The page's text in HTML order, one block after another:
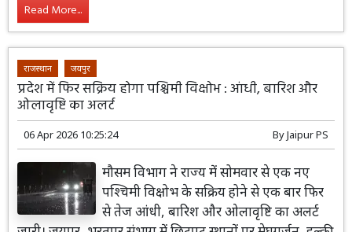
Read More...
राजस्थान जयपुर
प्रदेश में फिर सक्रिय होगा पश्चिमी विक्षोभ : आंधी, बारिश और
ओलावृष्टि का अलर्ट
06 Apr 2026 10:25:24 ByJaipur PS
मौसम विभाग ने राज्य में सोमवार से एक नए
पश्चिमी विक्षोभ के सक्रिय होने से एक बार फिर
से तेज आंधी, बारिश और ओलावृष्टि का अलर्ट